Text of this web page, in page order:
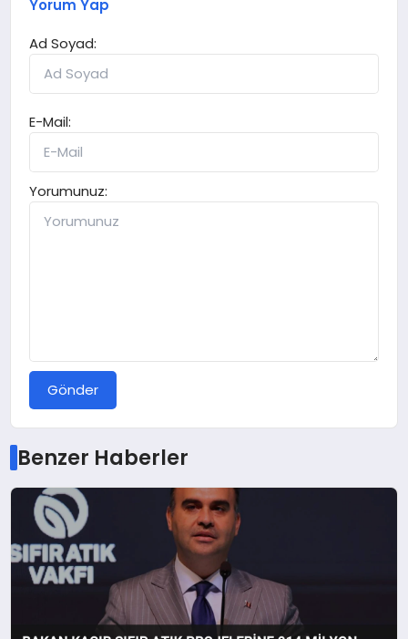
Yorum Yap
Ad Soyad:
E-Mail:
Yorumunuz:
Gönder
Benzer Haberler